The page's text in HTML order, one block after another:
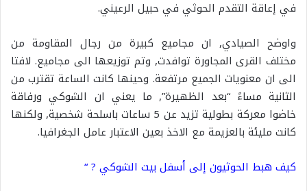
في إعاقة التقدم الحوثي في حبيل الرعيني.
واوضح الصيادي, ان مجاميع كبيرة من رجال المقاومة من
مختلف القرى المجاورة توافدت, وتم توزيعها الى مجاميع. لافتا
الى ان معنويات الجميع مرتفعة. وحينها كانت الساعة تقترب من
الثانية مساءً “بعد الظهيرة”, ما يعني ان الشوكي ورفاقة
خاضوا معركة بطولية تزيد عن 5 ساعات باسلحة شخصية, ولكنها
كانت مليئة بالعزيمة مع الاخذ بعين الاعتبار عامل الجغرافيا.
كيف هبط الحوثيون إلى أسفل بيت الشوكي ? “